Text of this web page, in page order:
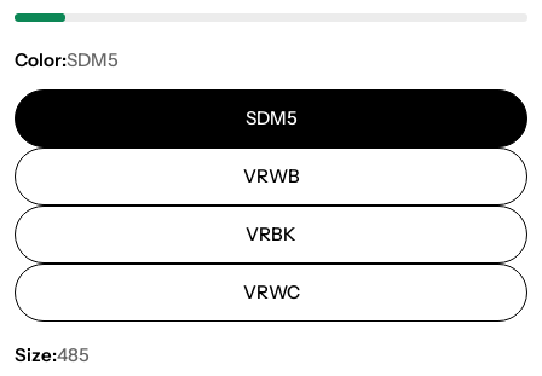
Color:SDM5
SDM5
VRWB
VRBK
VRWC
Size:485